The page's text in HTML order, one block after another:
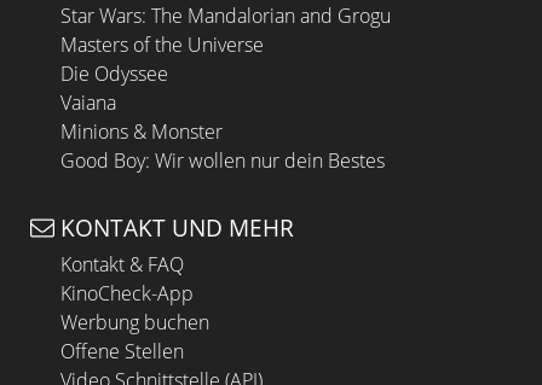
Star Wars: The Mandalorian and Grogu
Masters of the Universe
Die Odyssee
Vaiana
Minions & Monster
Good Boy: Wir wollen nur dein Bestes
KONTAKT UND MEHR
Kontakt & FAQ
KinoCheck-App
Werbung buchen
Offene Stellen
Video Schnittstelle (API)